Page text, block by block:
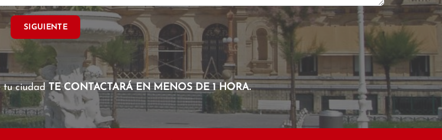
SIGUIENTE
ciudad TE CONTACTARÁ EN MENOS DE 1 HORA.